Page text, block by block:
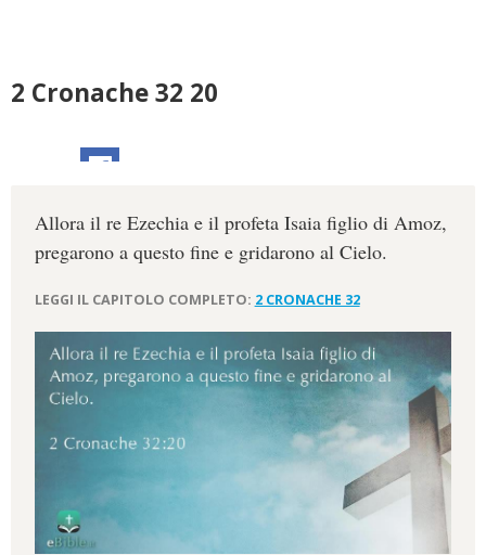
2 Cronache 32 20
Allora il re Ezechia e il profeta Isaia figlio di Amoz,
pregarono a questo fine e gridarono al Cielo.
LEGGI IL CAPITOLO COMPLETO: 2 CRONACHE 32